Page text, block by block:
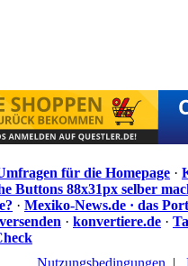
für die Homepage ·
Buttons 88x31px selber
· Mexiko-News.de · das
· konvertiere.de ·
Nutzungsbedingungen |